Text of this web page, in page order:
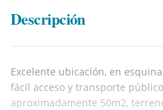
Descripción
Excelente ubicación, en
fácil acceso y transporte
aproximadamente 50m2,